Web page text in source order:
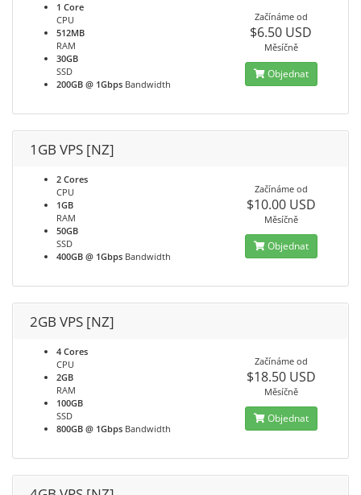
1 Core
CPU
512MB
RAM
30GB
SSD
200GB @ 1Gbps Bandwidth
Začínáme od
$6.50 USD
Měsíčně
Objednat
1GB VPS [NZ]
2 Cores
CPU
1GB
RAM
50GB
SSD
400GB @ 1Gbps Bandwidth
Začínáme od
$10.00 USD
Měsíčně
Objednat
2GB VPS [NZ]
4 Cores
CPU
2GB
RAM
100GB
SSD
800GB @ 1Gbps Bandwidth
Začínáme od
$18.50 USD
Měsíčně
Objednat